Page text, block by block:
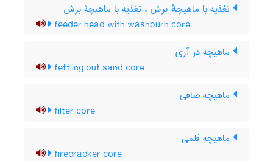
تغذیه با ماهیچهٔ برش ، تغذیه با ماهیچۀ برش
feeder head with washburn core
ماهیچه در آری
fettling out sand core
ماهیچه صافی
filter core
ماهیچه قلمی
firecracker core